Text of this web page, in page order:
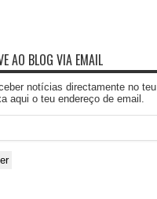
AO BLOG VIA EMAIL
notícias directamente no teu
aqui o teu endereço de email.